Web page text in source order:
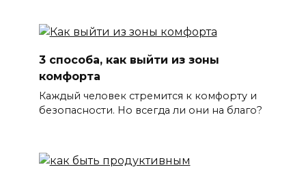
3 способа, как выйти из зоны
комфорта
Каждый человек стремится к комфорту и
безопасности. Но всегда ли они на благо?